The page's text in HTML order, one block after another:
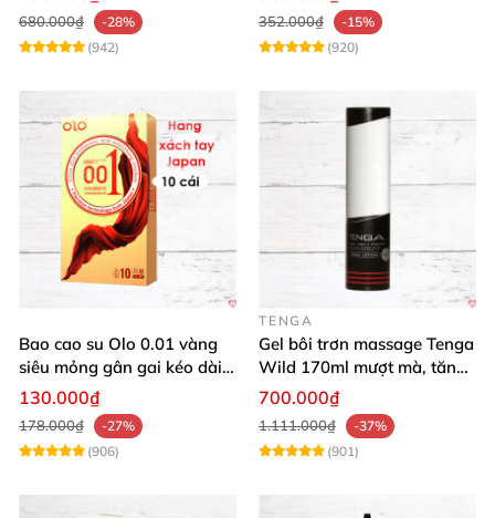
680.000₫
-28%
(942)
352.000₫
-15%
(920)
Bao cao su Olo 0.01 vàng
siêu mỏng gân gai kéo dài
yêu đỉnh
130.000₫
178.000₫
-27%
(906)
TENGA
Gel bôi trơn massage Tenga
Wild 170ml mượt mà, tăng
khoái cảm
700.000₫
1.111.000₫
-37%
(901)